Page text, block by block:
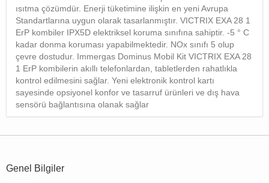
ısıtma çözümdür. Enerji tüketimine ilişkin en yeni Avrupa
Standartlarına uygun olarak tasarlanmıştır. VICTRIX EXA 28 1
ErP kombiler IPX5D elektriksel koruma sınıfına sahiptir. -5 ° C
kadar donma koruması yapabilmektedir. NOx sınıfı 5 olup
çevre dostudur. Immergas Dominus Mobil Kit VICTRIX EXA 28
1 ErP kombilerin akıllı telefonlardan, tabletlerden rahatlıkla
kontrol edilmesini sağlar. Yeni elektronik kontrol kartı
sayesinde opsiyonel konfor ve tasarruf ürünleri ve dış hava
sensörü bağlantısına olanak sağlar
Genel Bilgiler